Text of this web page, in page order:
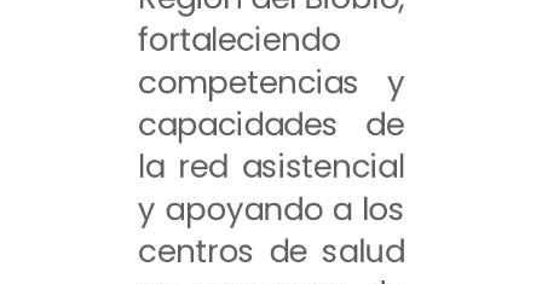
fortaleciendo
competencias y
capacidades de
la red asistencial
y apoyando a los
centros de salud